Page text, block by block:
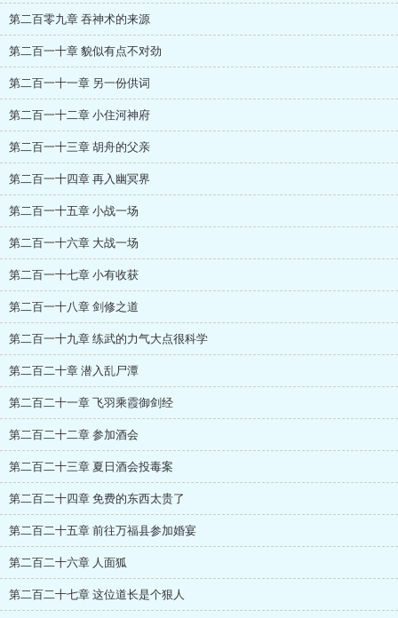
第二百零九章 吞神术的来源
第二百一十章 貌似有点不对劲
第二百一十一章 另一份供词
第二百一十二章 小住河神府
第二百一十三章 胡舟的父亲
第二百一十四章 再入幽冥界
第二百一十五章 小战一场
第二百一十六章 大战一场
第二百一十七章 小有收获
第二百一十八章 剑修之道
第二百一十九章 练武的力气大点很科学
第二百二十章 潜入乱尸潭
第二百二十一章 飞羽乘霞御剑经
第二百二十二章 参加酒会
第二百二十三章 夏日酒会投毒案
第二百二十四章 免费的东西太贵了
第二百二十五章 前往万福县参加婚宴
第二百二十六章 人面狐
第二百二十七章 这位道长是个狠人